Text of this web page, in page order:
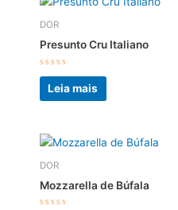
DOR
Presunto Cru Italiano
Avaliação
de
5
Leia mais
DOR
Mozzarella de Búfala